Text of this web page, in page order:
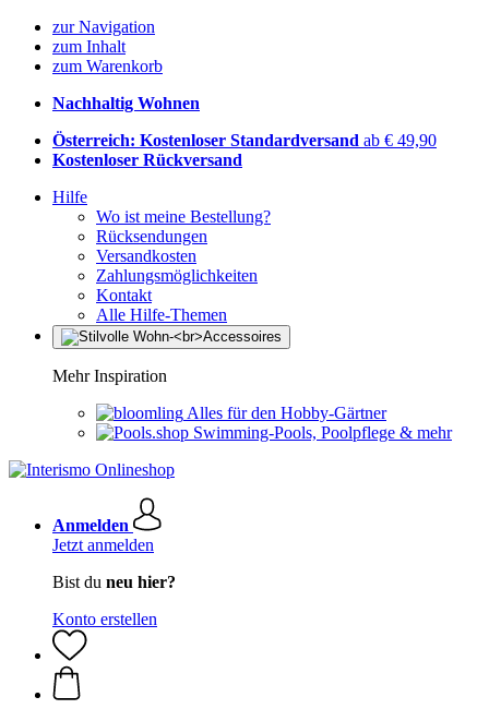
zur Navigation
zum Inhalt
zum Warenkorb
Nachhaltig Wohnen
Österreich: Kostenloser Standardversand ab € 49,90
Kostenloser Rückversand
Hilfe
Wo ist meine Bestellung?
Rücksendungen
Versandkosten
Zahlungsmöglichkeiten
Kontakt
Alle Hilfe-Themen
Mehr Inspiration
Alles für den Hobby-Gärtner
Swimming-Pools, Poolpflege & mehr
Anmelden
Jetzt anmelden
Bist du neu hier?
Konto erstellen